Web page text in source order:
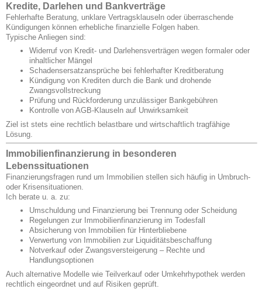
Kredite, Darlehen und Bankverträge
Fehlerhafte Beratung, unklare Vertragsklauseln oder überraschende
Kündigungen können erhebliche finanzielle Folgen haben.
Typische Anliegen sind:
Widerruf von Kredit- und Darlehensverträgen wegen formaler oder
inhaltlicher Mängel
Schadensersatzansprüche bei fehlerhafter Kreditberatung
Kündigung von Krediten durch die Bank und drohende
Zwangsvollstreckung
Prüfung und Rückforderung unzulässiger Bankgebühren
Kontrolle von AGB-Klauseln auf Unwirksamkeit
Ziel ist stets eine rechtlich belastbare und wirtschaftlich tragfähige
Lösung.
Immobilienfinanzierung in besonderen
Lebenssituationen
Finanzierungsfragen rund um Immobilien stellen sich häufig in Umbruch-
oder Krisensituationen.
Ich berate u. a. zu:
Umschuldung und Finanzierung bei Trennung oder Scheidung
Regelungen zur Immobilienfinanzierung im Todesfall
Absicherung von Immobilien für Hinterbliebene
Verwertung von Immobilien zur Liquiditätsbeschaffung
Notverkauf oder Zwangsversteigerung – Rechte und
Handlungsoptionen
Auch alternative Modelle wie Teilverkauf oder Umkehrhypothek werden
rechtlich eingeordnet und auf Risiken geprüft.